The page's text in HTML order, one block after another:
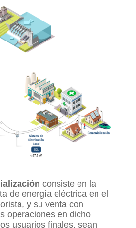
consiste en la
de energía eléctrica en el
y su venta con
operaciones en dicho
usuarios finales, sean